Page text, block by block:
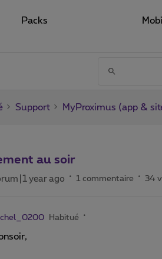
Packs
Support MyProximus (app &
au soir
year ago 1 commentaire 34
Habitué